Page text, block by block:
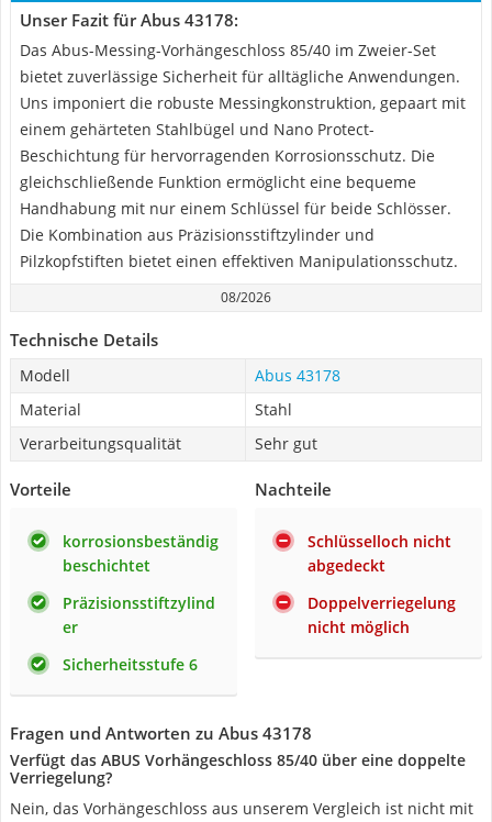
Unser Fazit für Abus 43178:
Das Abus-Messing-Vorhängeschloss 85/40 im Zweier-Set
bietet zuverlässige Sicherheit für alltägliche Anwendungen.
Uns imponiert die robuste Messingkonstruktion, gepaart mit
einem gehärteten Stahlbügel und Nano Protect-
Beschichtung für hervorragenden Korrosionsschutz. Die
gleichschließende Funktion ermöglicht eine bequeme
Handhabung mit nur einem Schlüssel für beide Schlösser.
Die Kombination aus Präzisionsstiftzylinder und
Pilzkopfstiften bietet einen effektiven Manipulationsschutz.
08/2026
Technische Details
Modell
Abus 43178
Material
Stahl
Verarbeitungsqualität
Sehr gut
Vorteile
korrosionsbeständig
beschichtet
Präzisionsstiftzylind
er
Sicherheitsstufe 6
Nachteile
Schlüsselloch nicht
abgedeckt
Doppelverriegelung
nicht möglich
Fragen und Antworten zu Abus 43178
Verfügt das ABUS Vorhängeschloss 85/40 über eine doppelte
Verriegelung?
Nein, das Vorhängeschloss aus unserem Vergleich ist nicht mit